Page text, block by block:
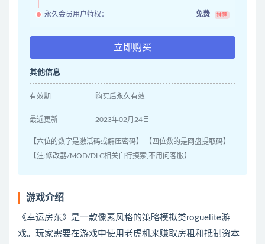
永久会员用户特权： 免费 推荐
立即购买
其他信息
有效期 购买后永久有效
最近更新 2023年02月24日
【六位的数字是激活码或解压密码】 【四位数的是网盘提取码】
【注:修改器/MOD/DLC相关自行摸索,不用问客服】
游戏介绍
《幸运房东》是一款像素风格的策略模拟类roguelite游
戏。玩家需要在游戏中使用老虎机来赚取房租和抵制资本